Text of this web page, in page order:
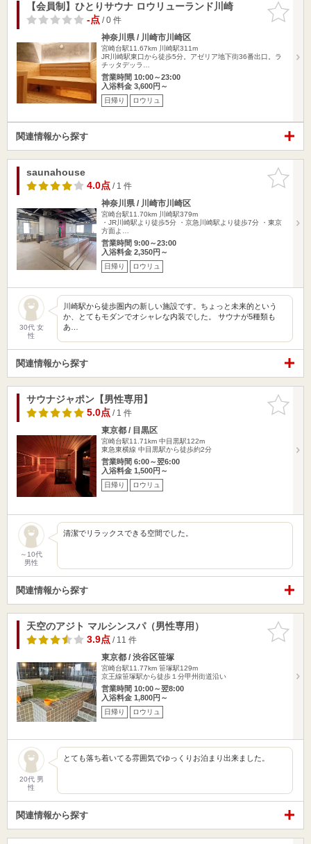
お気に入
りに追加
【会員制】ひとりサウナ ロウリューランド川崎
-点/ 0 件
神奈川県 / 川崎市川崎区
宮崎台駅11.67km
川崎駅311m
JR川崎駅東口から徒歩5分。アゼリア地下街36番出口。ラ
チッタデッラ…
営業時間 10:00～23:00
入浴料金 3,600円～
日帰り ロウリュ
関連情報から探す
お気に入
りに追加
saunahouse
4.0点/ 1 件
神奈川県 / 川崎市川崎区
宮崎台駅11.70km
川崎駅379m
・JR川崎駅より徒歩5分 ・京急川崎駅より徒歩7分 ・東京
方面よ…
営業時間 9:00～23:00
入浴料金 2,350円～
日帰り ロウリュ
30代 女
性
川崎駅から徒歩圏内の新しい施設です。ちょっと未来的という
か、とてもモダンでオシャレな内装でした。 サウナが5種類も
あ…
関連情報から探す
お気に入
りに追加
サウナジャポン【男性専用】
5.0点/ 1 件
東京都 / 目黒区
宮崎台駅11.71km 中目黒駅122m
東急東横線 中目黒駅から徒歩約2分
営業時間 6:00～翌6:00
入浴料金 1,500円～
日帰り ロウリュ
～10代
男性
清潔でリラックスできる空間でした。
関連情報から探す
お気に入
りに追加
天空のアジト マルシンスパ（男性専用）
3.9点/ 11 件
東京都 / 渋谷区笹塚
宮崎台駅11.77km 笹塚駅129m
京王線笹塚駅から徒歩１分甲州街道沿い
営業時間 10:00～翌8:00
入浴料金 1,800円～
日帰り ロウリュ
20代 男
性
とても落ち着いてる雰囲気でゆっくりお泊まり出来ました。
関連情報から探す